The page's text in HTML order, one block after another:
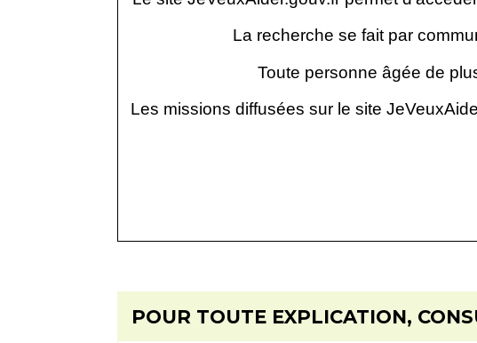
La recherche se fait par
Toute personne âgée de
Les missions diffusées sur le site
POUR TOUTE EXPLICATION,